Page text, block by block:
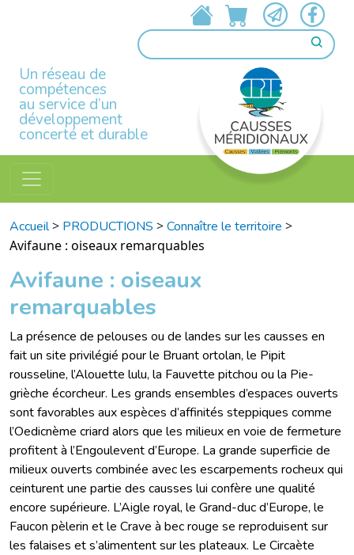
Un réseau de
compétences
au service d’un
développement
concerté et durable
Accueil> PRODUCTIONS >Connaître le territoire >
Avifaune : oiseaux remarquables
Avifaune : oiseaux
remarquables
La présence de pelouses ou de landes sur les causses en
fait un site privilégié pour le Bruant ortolan, le Pipit
rousseline, l’Alouette lulu, la Fauvette pitchou ou la Pie-
grièche écorcheur. Les grands ensembles d’espaces ouverts
sont favorables aux espèces d’affinités steppiques comme
l’Oedicnème criard alors que les milieux en voie de fermeture
profitent à l’Engoulevent d’Europe. La grande superficie de
milieux ouverts combinée avec les escarpements rocheux qui
ceinturent une partie des causses lui confère une qualité
encore supérieure. L’Aigle royal, le Grand-duc d’Europe, le
Faucon pèlerin et le Crave à bec rouge se reproduisent sur
les falaises et s’alimentent sur les plateaux. Le Circaète